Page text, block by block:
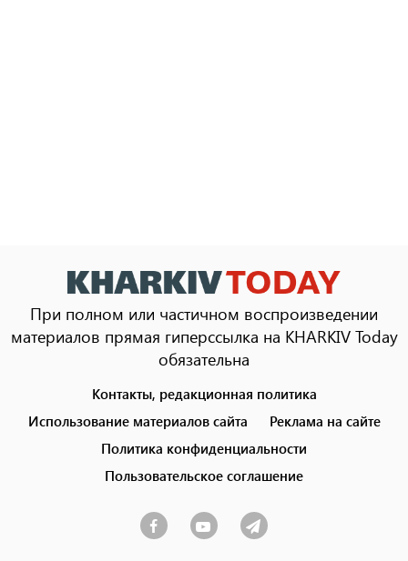
При полном или частичном воспроизведении
материалов прямая гиперссылка на KHARKIV Today
обязательна
menu
Контакты, редакционная политика
Использование материалов сайта
Реклама на сайте
Политика конфиденциальности
Пользовательское соглашение